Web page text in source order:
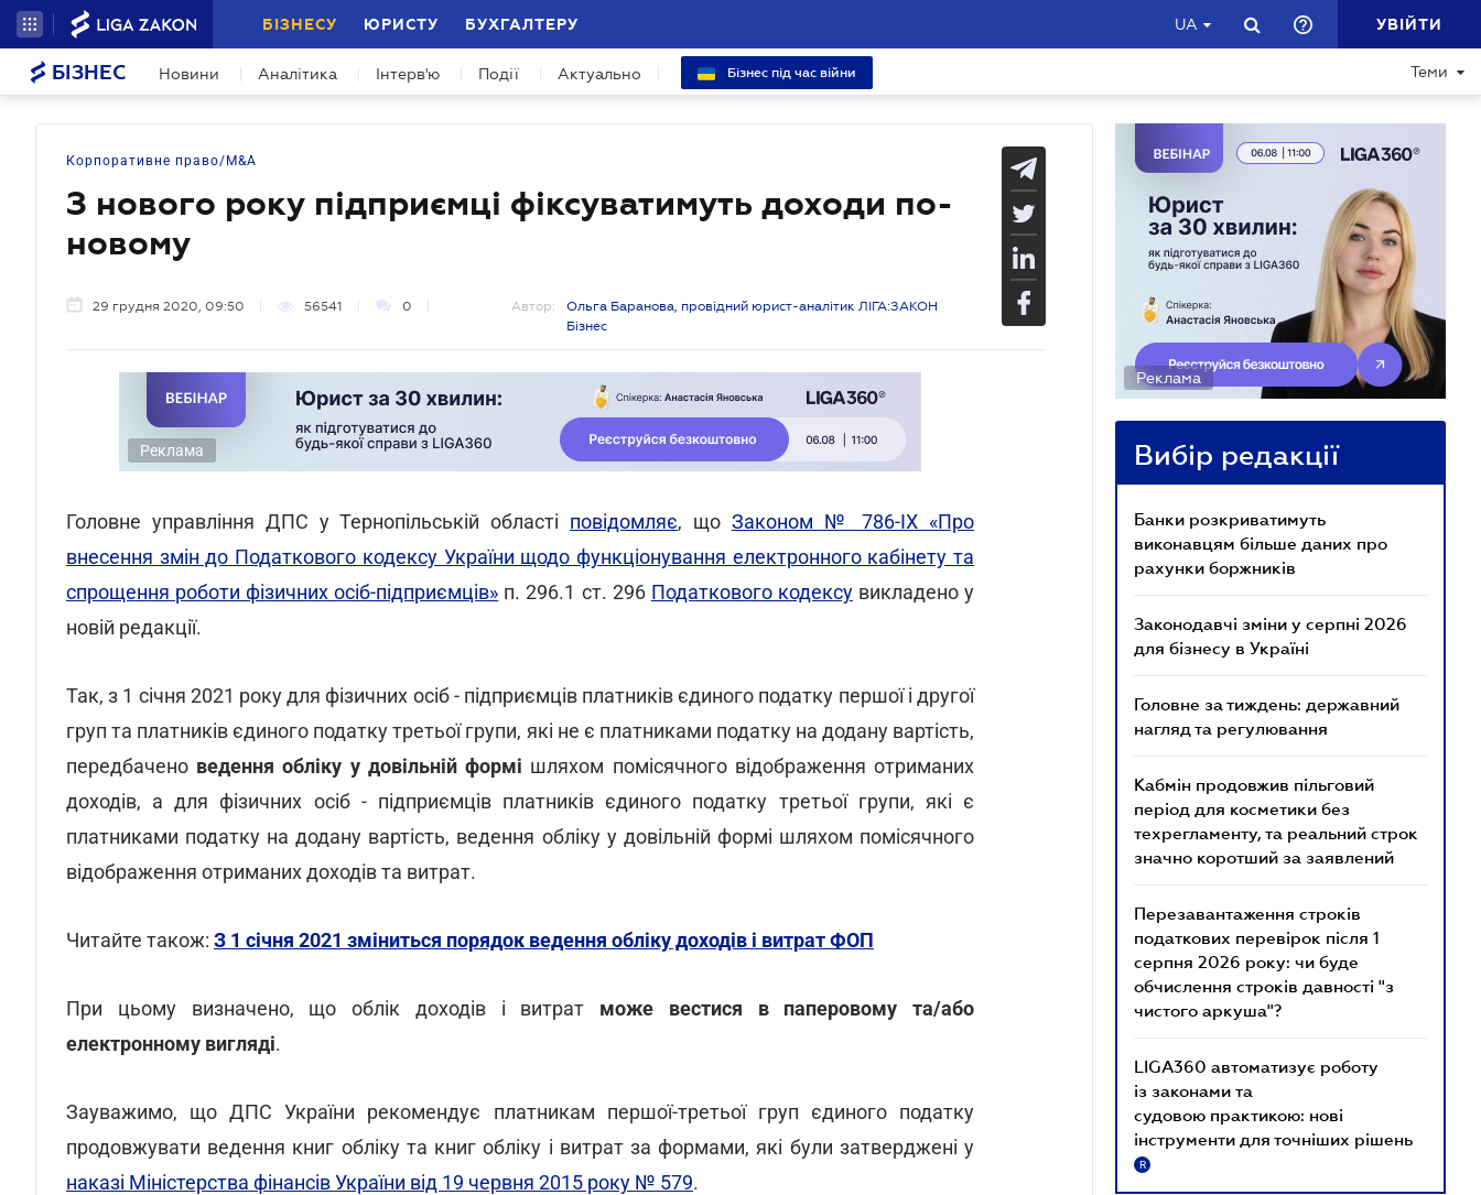
БІЗНЕСУ ЮРИСТУ БУХГАЛТЕРУ UA УВІЙТИ
БІЗНЕС Новини Аналітика Інтерв'ю Події Актуально Бізнес під час війни Теми
Корпоративне право/M&A
З нового року підприємці фіксуватимуть доходи по-
новому
29 грудня 2020, 09:50 56541 0 Автор:
Ольга Баранова, провідний юрист-аналітик ЛІГА:ЗАКОН
Бізнес
Реклама
Головне управління ДПС у Тернопільській області повідомляє, що Законом № 786-IX «Про
внесення змін до Податкового кодексу України щодо функціонування електронного кабінету та
спрощення роботи фізичних осіб-підприємців» п. 296.1 ст. 296 Податкового кодексувикладено у
новій редакції.
Так, з 1 січня 2021 року для фізичних осіб - підприємців платників єдиного податку першої і другої
груп та платників єдиного податку третьої групи, які не є платниками податку на додану вартість,
передбачено ведення обліку у довільній формі шляхом помісячного відображення отриманих
доходів, а для фізичних осіб - підприємців платників єдиного податку третьої групи, які є
платниками податку на додану вартість, ведення обліку у довільній формі шляхом помісячного
відображення отриманих доходів та витрат.
Читайте також: З 1 січня 2021 зміниться порядок ведення обліку доходів і витрат ФОП
При цьому визначено, що облік доходів і витрат може вестися в паперовому та/або
електронному вигляді.
Зауважимо, що ДПС України рекомендує платникам першої-третьої груп єдиного податку
продовжувати ведення книг обліку та книг обліку і витрат за формами, які були затверджені у
наказі Міністерства фінансів України від 19 червня 2015 року № 579.
Реклама
Вибір редакції
Банки розкриватимуть
виконавцям більше даних про
рахунки боржників
Законодавчі зміни у серпні 2026
для бізнесу в Україні
Головне за тиждень: державний
нагляд та регулювання
Кабмін продовжив пільговий
період для косметики без
техрегламенту, та реальний строк
значно коротший за заявлений
Перезавантаження строків
податкових перевірок після 1
серпня 2026 року: чи буде
обчислення строків давності "з
чистого аркуша"?
LIGA360 автоматизує роботу
із законами та
судовою практикою: нові
інструменти для точніших рішень
R